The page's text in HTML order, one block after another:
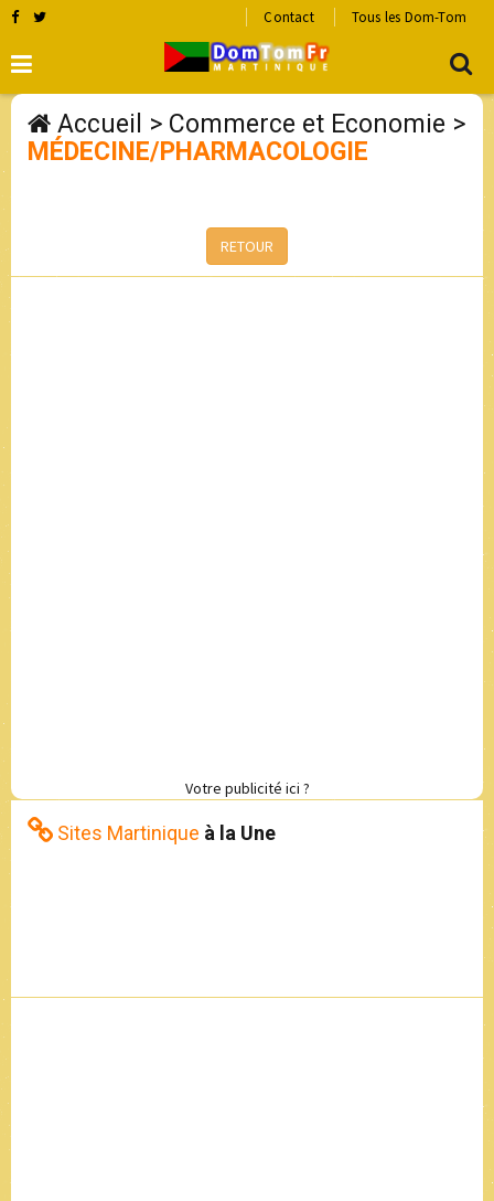
Contact Tous les Dom-Tom
Accueil > Commerce et Economie >
MÉDECINE/PHARMACOLOGIE
RETOUR
Votre publicité ici ?
Sites Martinique à la Une